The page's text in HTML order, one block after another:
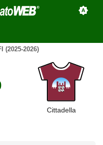
(2025-2026)
Cittadella